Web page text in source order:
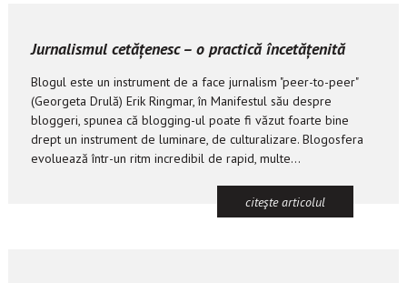
Jurnalismul cetățenesc – o practică încetățenită
Blogul este un instrument de a face jurnalism "peer-to-peer"
(Georgeta Drulă) Erik Ringmar, în Manifestul său despre
bloggeri, spunea că blogging-ul poate fi văzut foarte bine
drept un instrument de luminare, de culturalizare. Blogosfera
evoluează într-un ritm incredibil de rapid, multe...
citeşte articolul